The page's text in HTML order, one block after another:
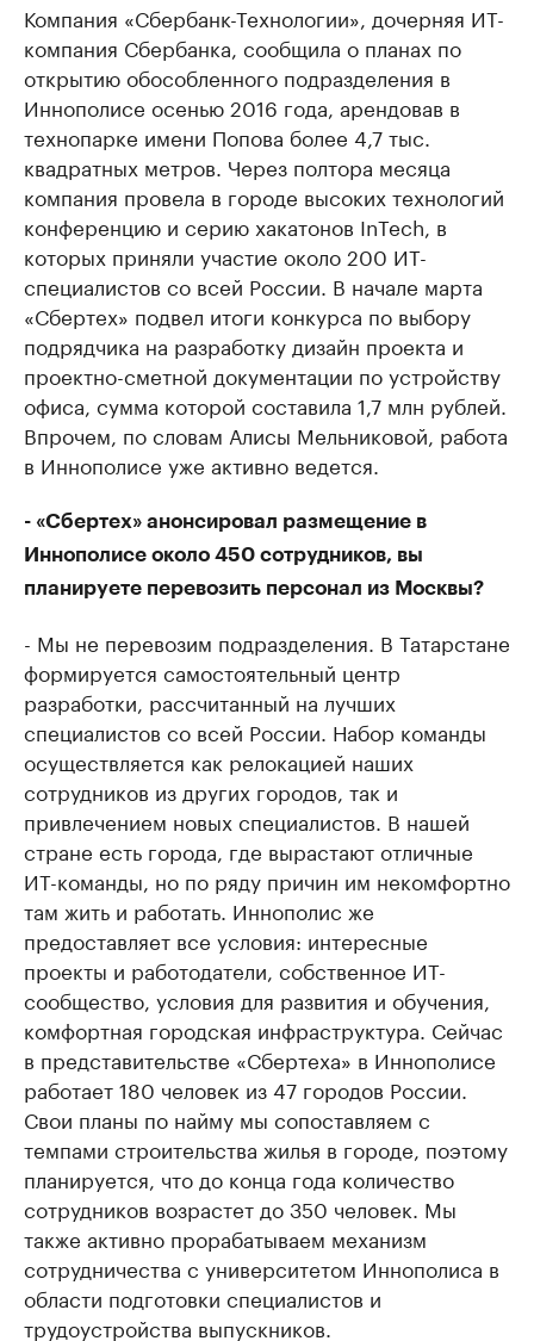
Компания «Сбербанк-Технологии», дочерняя ИТ-
компания Сбербанка, сообщила о планах по
открытию обособленного подразделения в
Иннополисе осенью 2016 года, арендовав в
технопарке имени Попова более 4,7 тыс.
квадратных метров. Через полтора месяца
компания провела в городе высоких технологий
конференцию и серию хакатонов InTech, в
которых приняли участие около 200 ИТ-
специалистов со всей России. В начале марта
«Сбертех» подвел итоги конкурса по выбору
подрядчика на разработку дизайн проекта и
проектно-сметной документации по устройству
офиса, сумма которой составила 1,7 млн рублей.
Впрочем, по словам Алисы Мельниковой, работа
в Иннополисе уже активно ведется.
- «Сбертех» анонсировал размещение в
Иннополисе около 450 сотрудников, вы
планируете перевозить персонал из Москвы?
- Мы не перевозим подразделения. В Татарстане
формируется самостоятельный центр
разработки, рассчитанный на лучших
специалистов со всей России. Набор команды
осуществляется как релокацией наших
сотрудников из других городов, так и
привлечением новых специалистов. В нашей
стране есть города, где вырастают отличные
ИТ-команды, но по ряду причин им некомфортно
там жить и работать. Иннополис же
предоставляет все условия: интересные
проекты и работодатели, собственное ИТ-
сообщество, условия для развития и обучения,
комфортная городская инфраструктура. Сейчас
в представительстве «Сбертеха» в Иннополисе
работает 180 человек из 47 городов России.
Свои планы по найму мы сопоставляем с
темпами строительства жилья в городе, поэтому
планируется, что до конца года количество
сотрудников возрастет до 350 человек. Мы
также активно прорабатываем механизм
сотрудничества с университетом Иннополиса в
области подготовки специалистов и
трудоустройства выпускников.